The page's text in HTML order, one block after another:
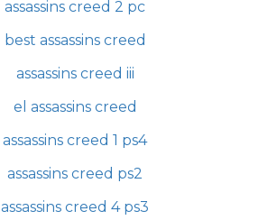
assassins creed 2 pc
best assassins creed
assassins creed iii
el assassins creed
assassins creed 1 ps4
assassins creed ps2
assassins creed 4 ps3